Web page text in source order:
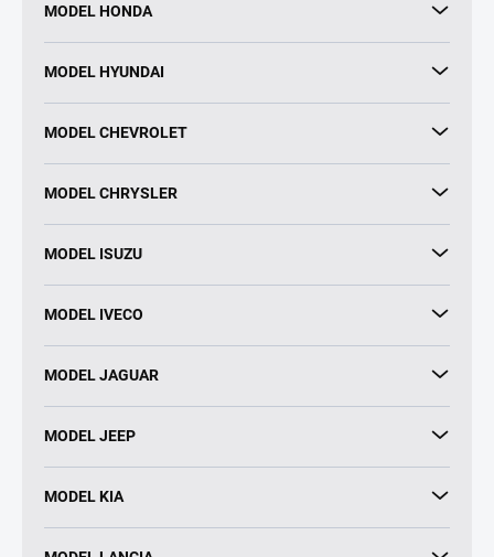
MODEL HONDA
MODEL HYUNDAI
MODEL CHEVROLET
MODEL CHRYSLER
MODEL ISUZU
MODEL IVECO
MODEL JAGUAR
MODEL JEEP
MODEL KIA